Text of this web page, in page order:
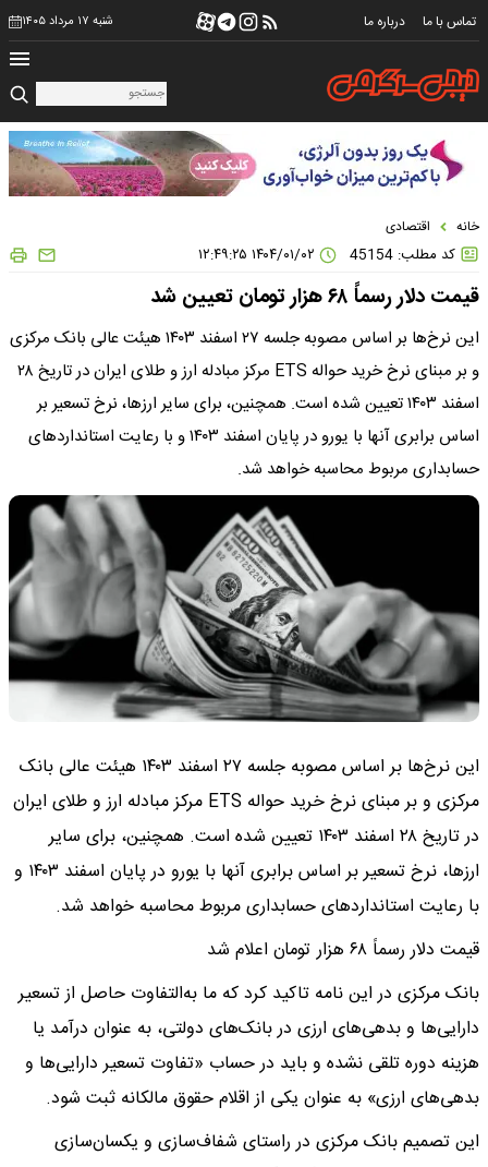
تماس با ما درباره ما شنبه ۱۷ مرداد ۱۴۰۵
خانه اقتصادی
کد مطلب: 45154
قیمت دلار رسماً ۶۸ هزار تومان تعیین شد
این نرخ‌ها بر اساس مصوبه جلسه ۲۷ اسفند ۱۴۰۳ هیئت عالی بانک مرکزی
و بر مبنای نرخ خرید حواله ETS مرکز مبادله ارز و طلای ایران در تاریخ ۲۸
اسفند ۱۴۰۳ تعیین شده است. همچنین، برای سایر ارزها، نرخ تسعیر بر
اساس برابری آنها با یورو در پایان اسفند ۱۴۰۳ و با رعایت استانداردهای
حسابداری مربوط محاسبه خواهد شد.
این نرخ‌ها بر اساس مصوبه جلسه ۲۷ اسفند ۱۴۰۳ هیئت عالی بانک
مرکزی و بر مبنای نرخ خرید حواله ETS مرکز مبادله ارز و طلای ایران
در تاریخ ۲۸ اسفند ۱۴۰۳ تعیین شده است. همچنین، برای سایر
ارزها، نرخ تسعیر بر اساس برابری آنها با یورو در پایان اسفند ۱۴۰۳ و
با رعایت استانداردهای حسابداری مربوط محاسبه خواهد شد.
قیمت دلار رسماً ۶۸ هزار تومان اعلام شد
بانک مرکزی در این نامه تاکید کرد که ما به‌التفاوت حاصل از تسعیر
دارایی‌ها و بدهی‌های ارزی در بانک‌های دولتی، به عنوان درآمد یا
هزینه دوره تلقی نشده و باید در حساب «تفاوت تسعیر دارایی‌ها و
بدهی‌های ارزی» به عنوان یکی از اقلام حقوق مالکانه ثبت شود.
این تصمیم بانک مرکزی در راستای شفاف‌سازی و یکسان‌سازی